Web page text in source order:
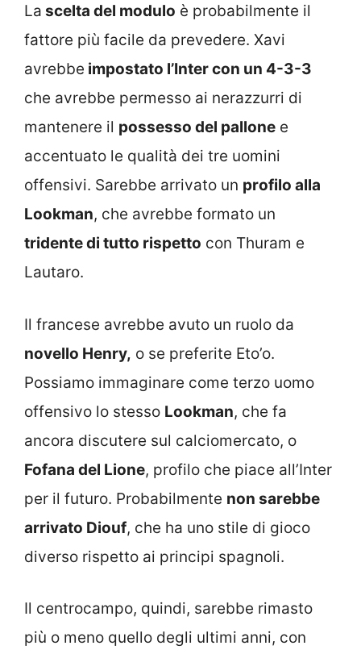
La scelta del modulo è probabilmente il
fattore più facile da prevedere. Xavi
avrebbe impostato l’Inter con un 4-3-3
che avrebbe permesso ai nerazzurri di
mantenere il possesso del pallone e
accentuato le qualità dei tre uomini
offensivi. Sarebbe arrivato un profilo alla
Lookman, che avrebbe formato un
tridente di tutto rispetto con Thuram e
Lautaro.
Il francese avrebbe avuto un ruolo da
novello Henry, o se preferite Eto’o.
Possiamo immaginare come terzo uomo
offensivo lo stesso Lookman, che fa
ancora discutere sul calciomercato, o
Fofana del Lione, profilo che piace all’Inter
per il futuro. Probabilmente non sarebbe
arrivato Diouf, che ha uno stile di gioco
diverso rispetto ai principi spagnoli.
Il centrocampo, quindi, sarebbe rimasto
più o meno quello degli ultimi anni, con